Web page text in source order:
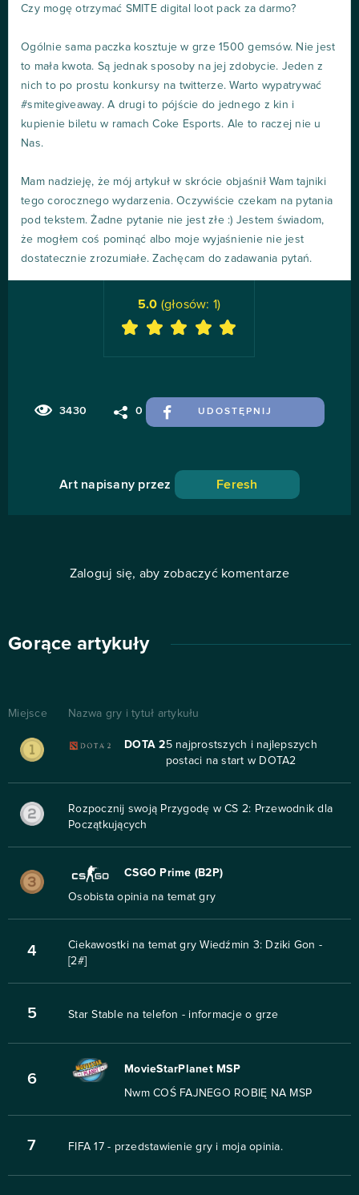
Czy mogę otrzymać SMITE digital loot pack za darmo?
Ogólnie sama paczka kosztuje w grze 1500 gemsów. Nie jest
to mała kwota. Są jednak sposoby na jej zdobycie. Jeden z
nich to po prostu konkursy na twitterze. Warto wypatrywać
#smitegiveaway. A drugi to pójście do jednego z kin i
kupienie biletu w ramach Coke Esports. Ale to raczej nie u
Nas.
Mam nadzieję, że mój artykuł w skrócie objaśnił Wam tajniki
tego corocznego wydarzenia. Oczywiście czekam na pytania
pod tekstem. Żadne pytanie nie jest złe :) Jestem świadom,
że mogłem coś pominąć albo moje wyjaśnienie nie jest
dostatecznie zrozumiałe. Zachęcam do zadawania pytań.
3430 0 UDOSTĘPNIJ
5.0 (głosów: 1)
Art napisany przez Feresh
Zaloguj się, aby zobaczyć komentarze
Gorące artykuły
Miejsce Nazwa gry i tytuł artykułu
DOTA 25 najprostszych i najlepszych
postaci na start w DOTA2
Rozpocznij swoją Przygodę w CS 2: Przewodnik dla
Początkujących
CSGO Prime (B2P)
Osobista opinia na temat gry
4
Ciekawostki na temat gry Wiedźmin 3: Dziki Gon -
[2#]
5 Star Stable na telefon - informacje o grze
6
MovieStarPlanet MSP
Nwm COŚ FAJNEGO ROBIĘ NA MSP
7 FIFA 17 - przedstawienie gry i moja opinia.